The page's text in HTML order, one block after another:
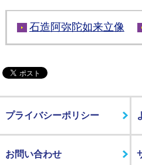
石造阿弥陀如来立像
プライバシーポリシー
お問い合わせ